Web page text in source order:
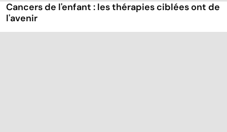
Cancers de l'enfant : les thérapies ciblées ont de
l'avenir